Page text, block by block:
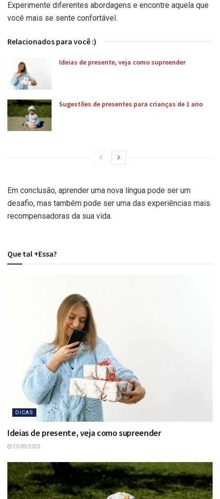
Experimente diferentes abordagens e encontre aquela que
você mais se sente confortável.
Relacionados para você :)
Ideias de presente, veja como supreender
Sugestões de presentes para crianças de 1 ano
Em conclusão, aprender uma nova língua pode ser um
desafio, mas também pode ser uma das experiências mais
recompensadoras da sua vida.
Que tal +Essa?
DICAS
Ideias de presente, veja como supreender
23/09/2023